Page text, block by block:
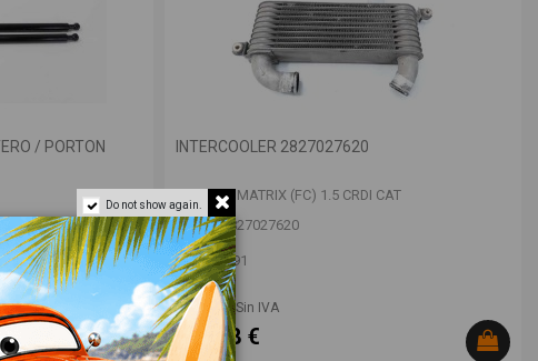
/ PORTON
INTERCOOLER 2827027620
HYUNDAI MATRIX (FC) 1.5 CRDI CAT
OEM:2827027620
ID:999691
18,00 € Sin IVA
21,78 €
Do not show again.